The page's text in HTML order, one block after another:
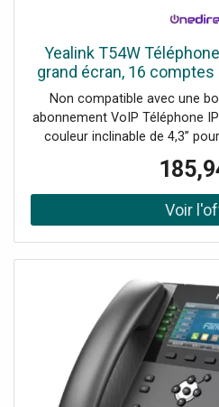
Yealink T54W
grand écran, 16 comptes
Non compatible avec une
abonnement VoIP Téléphone
couleur inclinable de 4,3”
intégrés pour une
supplémentaire Qualité
technologie Acoustic Shield
module d’extension Ports
une installation rapide et